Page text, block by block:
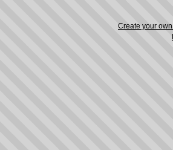
Create your